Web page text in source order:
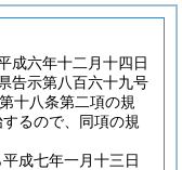
成六年十二月十四日
告示第八百六十九号
第十八条第二項の規
るので、同項の規
成七年一月十三日